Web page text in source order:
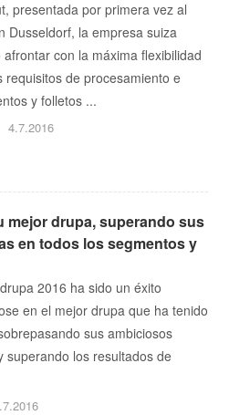
presentada por primera vez al
Dusseldorf, la empresa suiza
con la máxima flexibilidad
requisitos de procesamiento e
y folletos ...
4.7.2016
mejor drupa, superando sus
en todos los segmentos y
2016 ha sido un éxito
en el mejor drupa que ha tenido
sus ambiciosos
superando los resultados de